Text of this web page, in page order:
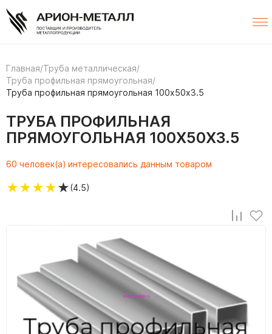
Главная/Труба металлическая/
Труба профильная прямоугольная/
Труба профильная прямоугольная 100х50х3.5
ТРУБА ПРОФИЛЬНАЯ
ПРЯМОУГОЛЬНАЯ 100Х50Х3.5
60 человек(а) интересовались данным товаром
★★★★★(4.5)